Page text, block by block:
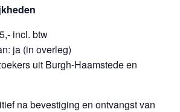
incl. btw
ja (in overleg)
uit Burgh-Haamstede en
na bevestiging en ontvangst van